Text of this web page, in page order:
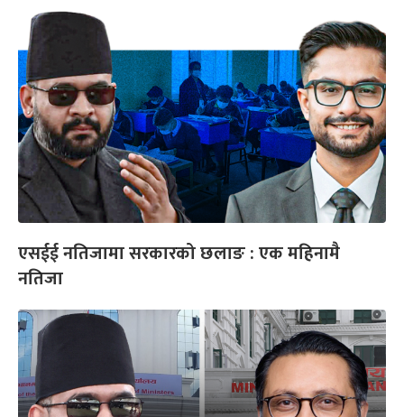
एसईई नतिजामा सरकारको छलाङ : एक महिनामै
नतिजा